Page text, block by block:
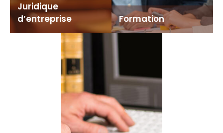
Juridique
d’entreprise
Formation